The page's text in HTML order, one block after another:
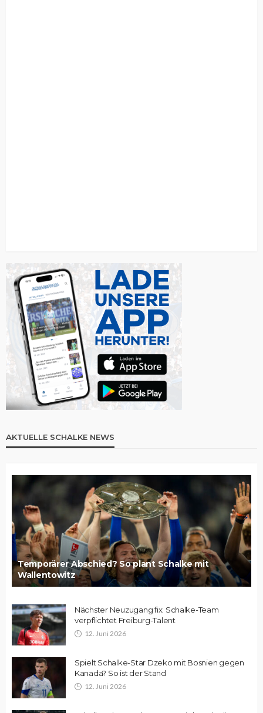
AKTUELLE SCHALKE NEWS
Temporärer Abschied? So plant Schalke mit
Wallentowitz
Nächster Neuzugang fix: Schalke-Team
verpflichtet Freiburg-Talent
12. Juni 2026
Spielt Schalke-Star Dzeko mit Bosnien gegen
Kanada? So ist der Stand
12. Juni 2026